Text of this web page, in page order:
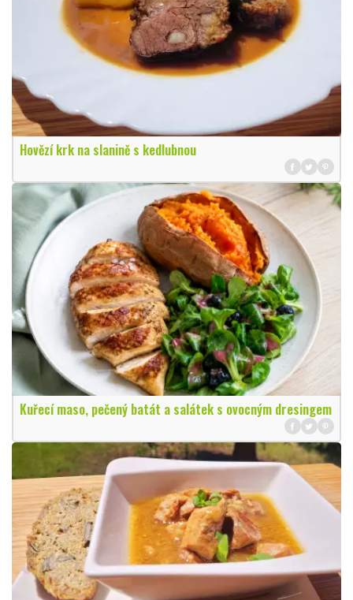
Hovězí krk na slanině s kedlubnou
Kuřecí maso, pečený batát a salátek s ovocným dresingem